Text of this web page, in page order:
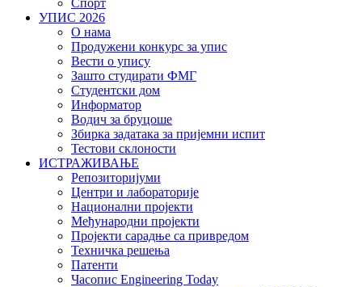
Спорт
УПИС 2026
О нама
Продужени конкурс за упис
Вести о упису
Зашто студирати ФМГ
Студентски дом
Информатор
Водич за бруцоше
Збиркa задатака за пријемни испит
Тестови склоности
ИСТРАЖИВАЊЕ
Репозиторијуми
Центри и лабораторије
Национални пројекти
Међународни пројекти
Пројекти сарадње са привредом
Техничка решења
Патенти
Часопис Engineering Today